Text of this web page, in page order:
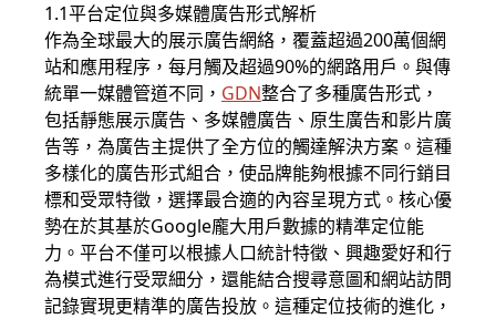
1.1平台定位與多媒體廣告形式解析
作為全球最大的展示廣告網絡，覆蓋超過200萬個網
站和應用程序，每月觸及超過90%的網路用戶。與傳
統單一媒體管道不同， GDN整合了多種廣告形式，
包括靜態展示廣告、多媒體廣告、原生廣告和影片廣
告等，為廣告主提供了全方位的觸達解決方案。這種
多樣化的廣告形式組合，使品牌能夠根據不同行銷目
標和受眾特徵，選擇最合適的內容呈現方式。核心優
勢在於其基於Google龐大用戶數據的精準定位能
力。平台不僅可以根據人口統計特徵、興趣愛好和行
為模式進行受眾細分，還能結合搜尋意圖和網站訪問
記錄實現更精準的廣告投放。這種定位技術的進化，